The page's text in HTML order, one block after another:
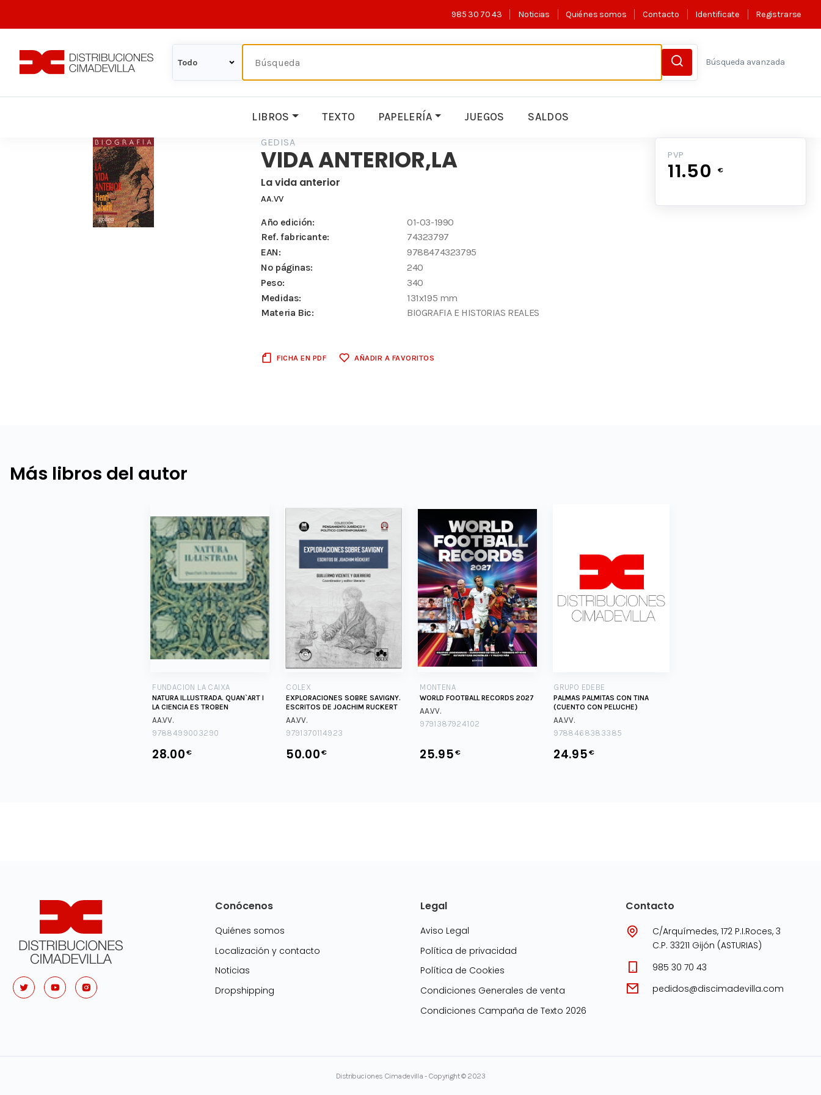
985 30 70 43 Noticias Quiénes somos Contacto Identificate Registrarse
Búsqueda avanzada
LIBROS TEXTO PAPELERÍA JUEGOS SALDOS
GEDISA
VIDA ANTERIOR,LA
La vida anterior
AA.VV
Año edición:
01-03-1990
Ref. fabricante:
74323797
EAN:
9788474323795
Nº páginas:
240
Peso:
340
Medidas:
131x195 mm
Materia Bic:
BIOGRAFIA E HISTORIAS REALES
FICHA EN PDF AÑADIR A FAVORITOS
PVP
11.50 €
Más libros del autor
FUNDACION LA CAIXA
NATURA IL.LUSTRADA. QUAN`ART I
LA CIENCIA ES TROBEN
AA.VV.
9788499003290
28.00€
COLEX
EXPLORACIONES SOBRE SAVIGNY.
ESCRITOS DE JOACHIM RUCKERT
AA.VV.
9791370114923
50.00€
MONTENA
WORLD FOOTBALL RECORDS 2027
AA.VV.
9791387924102
25.95€
GRUPO EDEBE
PALMAS PALMITAS CON TINA
(CUENTO CON PELUCHE)
AA.VV.
9788468383385
24.95€
Conócenos
Quiénes somos
Localización y contacto
Noticias
Dropshipping
Legal
Aviso Legal
Política de privacidad
Política de Cookies
Condiciones Generales de venta
Condiciones Campaña de Texto 2026
Contacto
C/Arquímedes, 172 P.I.Roces, 3
C.P. 33211 Gijón (ASTURIAS)
985 30 70 43
pedidos@discimadevilla.com
Distribuciones Cimadevilla - Copyright © 2023